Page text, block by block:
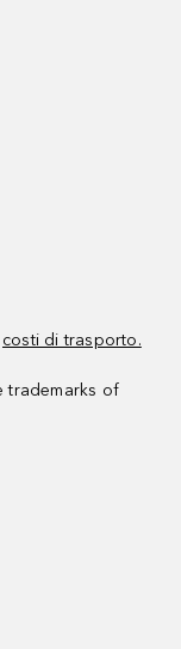
costi di trasporto.
trademarks of